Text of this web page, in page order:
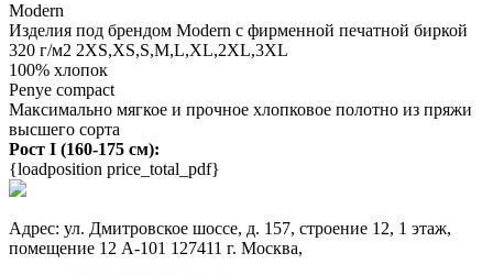
Modern
Изделия под брендом Modern с фирменной печатной биркой
320 г/м2 2XS,XS,S,M,L,XL,2XL,3XL
100% хлопок
Penye compact
Максимально мягкое и прочное хлопковое полотно из пряжи
высшего сорта
Рост I (160-175 см):
{loadposition price_total_pdf}
Адрес: ул. Дмитровское шоссе, д. 157, строение 12, 1 этаж,
помещение 12 А-101 127411 г. Москва,